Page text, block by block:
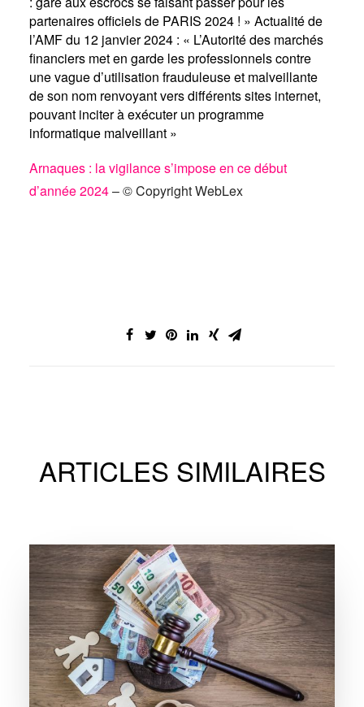
partenaires officiels de PARIS 2024 ! » Actualité de
l’AMF du 12 janvier 2024 : « L’Autorité des marchés
financiers met en garde les professionnels contre
une vague d’utilisation frauduleuse et malveillante
de son nom renvoyant vers différents sites internet,
pouvant inciter à exécuter un programme
informatique malveillant »
Arnaques : la vigilance s’impose en ce début
d’année 2024– © Copyright WebLex
ARTICLES SIMILAIRES